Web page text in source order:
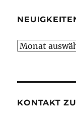
Neuigkeiten
KONTAKT